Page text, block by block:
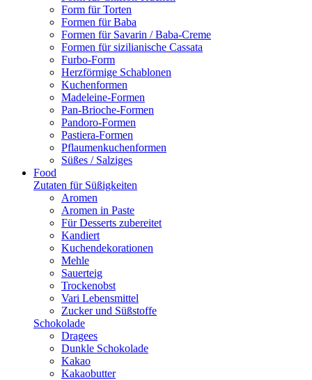
Form für Torten
Formen für Baba
Formen für Savarin / Baba-Creme
Formen für sizilianische Cassata
Furbo-Form
Herzförmige Schablonen
Kuchenformen
Madeleine-Formen
Pan-Brioche-Formen
Pandoro-Formen
Pastiera-Formen
Pflaumenkuchenformen
Süßes / Salziges
Food
Zutaten für Süßigkeiten
Aromen
Aromen in Paste
Für Desserts zubereitet
Kandiert
Kuchendekorationen
Mehle
Sauerteig
Trockenobst
Vari Lebensmittel
Zucker und Süßstoffe
Schokolade
Dragees
Dunkle Schokolade
Kakao
Kakaobutter